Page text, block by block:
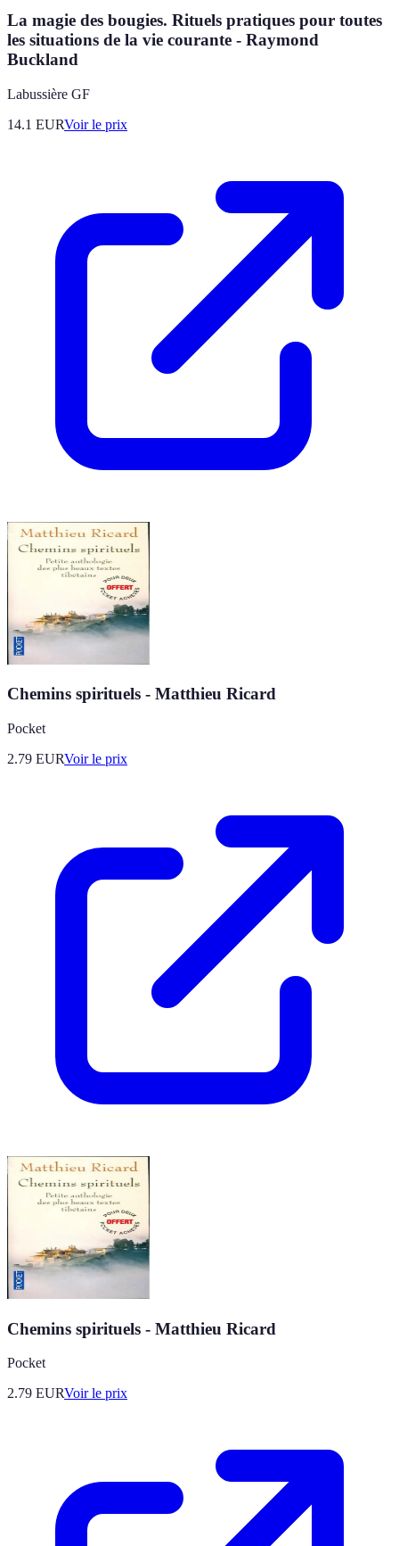
La magie des bougies. Rituels pratiques pour toutes
les situations de la vie courante - Raymond
Buckland
Labussière GF
14.1 EURVoir le prix
Chemins spirituels - Matthieu Ricard
Pocket
2.79 EURVoir le prix
Chemins spirituels - Matthieu Ricard
Pocket
2.79 EURVoir le prix